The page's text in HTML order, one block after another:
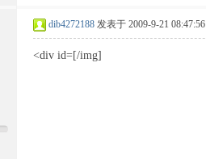
dib4272188 发表于 2009-9-21 08:47:56
<div id=[/img]